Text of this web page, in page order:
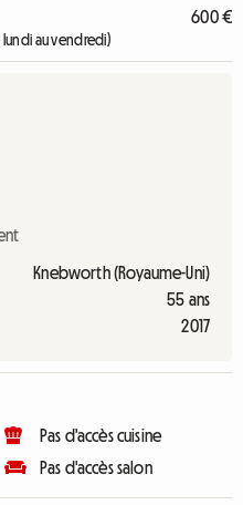
600 €
au vendredi)
Knebworth (Royaume-Uni)
55 ans
2017
Pas d'accès cuisine
Pas d'accès salon